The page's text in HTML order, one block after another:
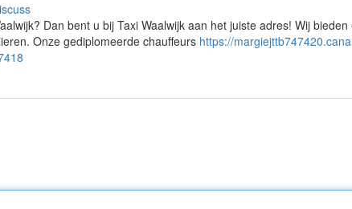
Dan bent u bij Taxi Waalwijk aan het juiste adres! Wij bieden
Onze gediplomeerde chauffeurs https://